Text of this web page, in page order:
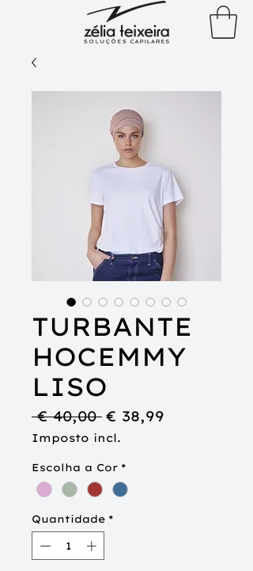
TURBANTE
HOCEMMY
LISO
€ 40,00 Preço
normal
€ 38,99
Imposto incl.
Escolha a Cor *
Quantidade *